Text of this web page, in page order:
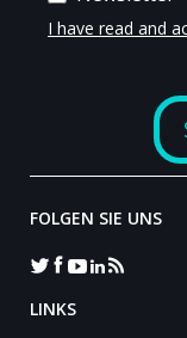
FOLGEN SIE UNS
LINKS